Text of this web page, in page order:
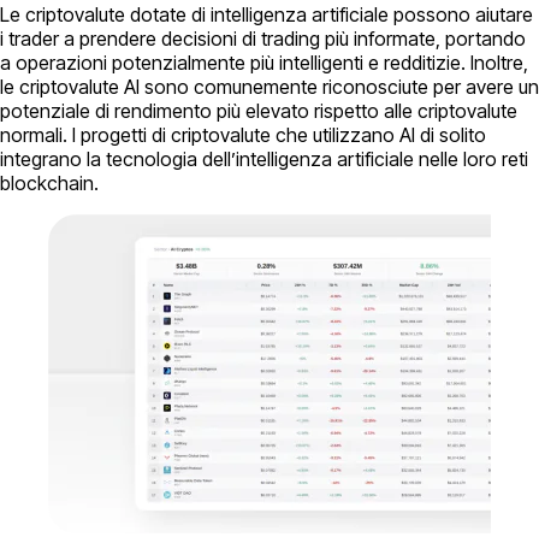
Le criptovalute dotate di intelligenza artificiale possono aiutare
i trader a prendere decisioni di trading più informate, portando
a operazioni potenzialmente più intelligenti e redditizie. Inoltre,
le criptovalute AI sono comunemente riconosciute per avere un
potenziale di rendimento più elevato rispetto alle criptovalute
normali. I progetti di criptovalute che utilizzano AI di solito
integrano la tecnologia dell’intelligenza artificiale nelle loro reti
blockchain.